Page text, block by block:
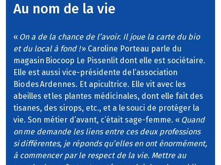
Au nom de la vie
« On a de la chance de l’avoir. Il joue la carte du bio
et du local à fond !» Caroline Porteau parle du
magasin Biocoop Le Pissenlit dont elle est sociétaire.
Elle est aussi vice-présidente de l’association
Bio des Ardennes. Et apicultrice. Elle vit avec les
abeilles et les plantes médicinales, dont elle fait des
tisanes, des sirops, etc., et a le souci de protéger la
vie. Son métier d’avant, c’était sage-femme. « Quand
on me demande les liens entre ces deux professions
si différentes, je réponds qu’elles en ont énormément,
à commencer par le respect de la vie. Mettre au